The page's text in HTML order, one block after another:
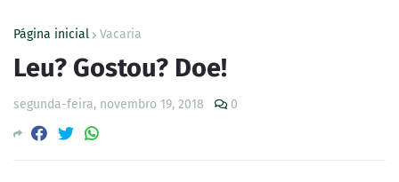
Página inicial Vacaria
Leu? Gostou? Doe!
segunda-feira, novembro 19, 2018 0